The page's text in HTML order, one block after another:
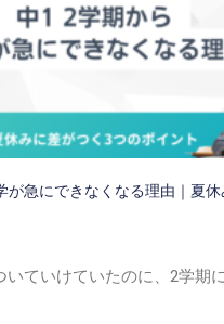
が急にできなくなる理由｜夏休
いていけていたのに、2学期